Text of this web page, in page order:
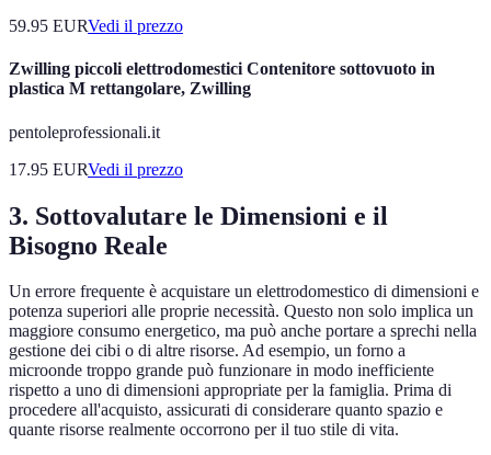
59.95 EURVedi il prezzo
Zwilling piccoli elettrodomestici Contenitore sottovuoto in
plastica M rettangolare, Zwilling
pentoleprofessionali.it
17.95 EURVedi il prezzo
3. Sottovalutare le Dimensioni e il
Bisogno Reale
Un errore frequente è acquistare un elettrodomestico di dimensioni e
potenza superiori alle proprie necessità. Questo non solo implica un
maggiore consumo energetico, ma può anche portare a sprechi nella
gestione dei cibi o di altre risorse. Ad esempio, un forno a
microonde troppo grande può funzionare in modo inefficiente
rispetto a uno di dimensioni appropriate per la famiglia. Prima di
procedere all'acquisto, assicurati di considerare quanto spazio e
quante risorse realmente occorrono per il tuo stile di vita.